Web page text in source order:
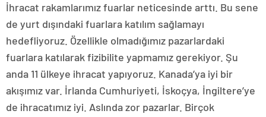
İhracat rakamlarımız fuarlar neticesinde arttı. Bu sene
de yurt dışındaki fuarlara katılım sağlamayı
hedefliyoruz. Özellikle olmadığımız pazarlardaki
fuarlara katılarak fizibilite yapmamız gerekiyor. Şu
anda 11 ülkeye ihracat yapıyoruz. Kanada’ya iyi bir
akışımız var. İrlanda Cumhuriyeti, İskoçya, İngiltere’ye
de ihracatımız iyi. Aslında zor pazarlar. Birçok